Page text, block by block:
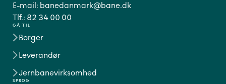
GÅ TIL
Borger
Leverandør
Jernbanevirksomhed
SPROG
E-mail: banedanmark@bane.dk
Tlf.: 82 34 00 00